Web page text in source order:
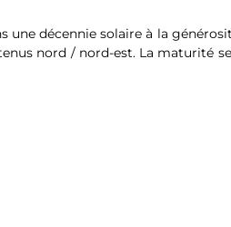
décennie solaire à la
nord / nord-est. La maturité